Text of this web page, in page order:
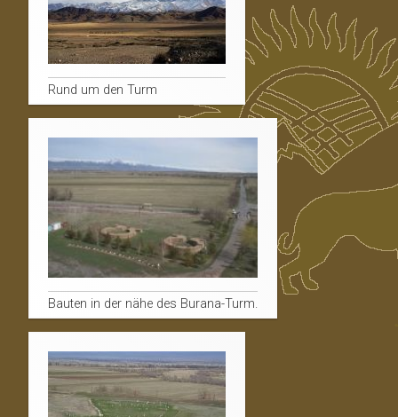
Rund um den Turm
Bauten in der nähe des Burana-Turm.